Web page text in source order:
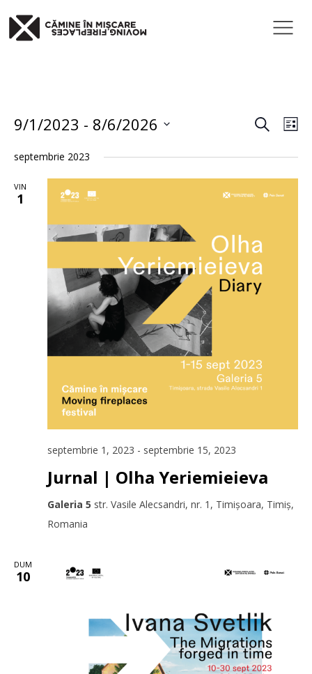
and
SEARCH
9/1/2023 - 8/6/2026
date.
septembrie 2023
VIN
1
septembrie 1, 2023 - septembrie 15, 2023
Jurnal | Olha Yeriemieieva
Galeria 5 str. Vasile Alecsandri, nr. 1, Timișoara, Timiș,
Romania
DUM
10